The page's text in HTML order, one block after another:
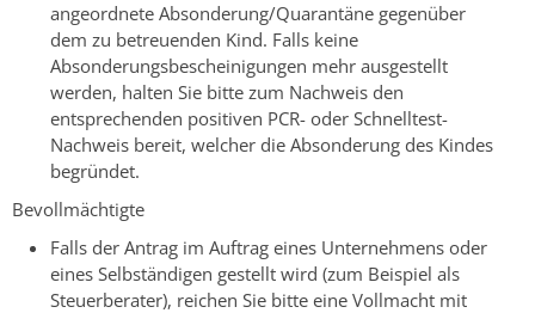
angeordnete Absonderung/Quarantäne gegenüber
dem zu betreuenden Kind. Falls keine
Absonderungsbescheinigungen mehr ausgestellt
werden, halten Sie bitte zum Nachweis den
entsprechenden positiven PCR- oder Schnelltest-
Nachweis bereit, welcher die Absonderung des Kindes
begründet.
Bevollmächtigte
Falls der Antrag im Auftrag eines Unternehmens oder
eines Selbständigen gestellt wird (zum Beispiel als
Steuerberater), reichen Sie bitte eine Vollmacht mit